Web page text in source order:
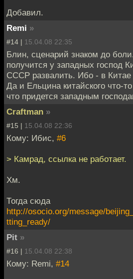
Добавил.
Remi »
#14 | 15.04.08 22:35
Блин, сценарий знаком до
получится у западных господ
СССР развалить. Ибо - в Китае
Да и Ельцина китайского что-
что придется западным
Craftman »
#15 | 15.04.08 22:36
Кому: Ибис, #6
> Камрад, ссылка не работает.
Хм.
Тогда сюда
http://osocio.org/message/
tting_ready/
Pit »
#16 | 15.04.08 22:38
Кому: Remi, #14